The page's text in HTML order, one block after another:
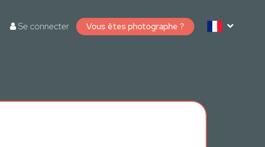
Se connecter Vous êtes photographe ?